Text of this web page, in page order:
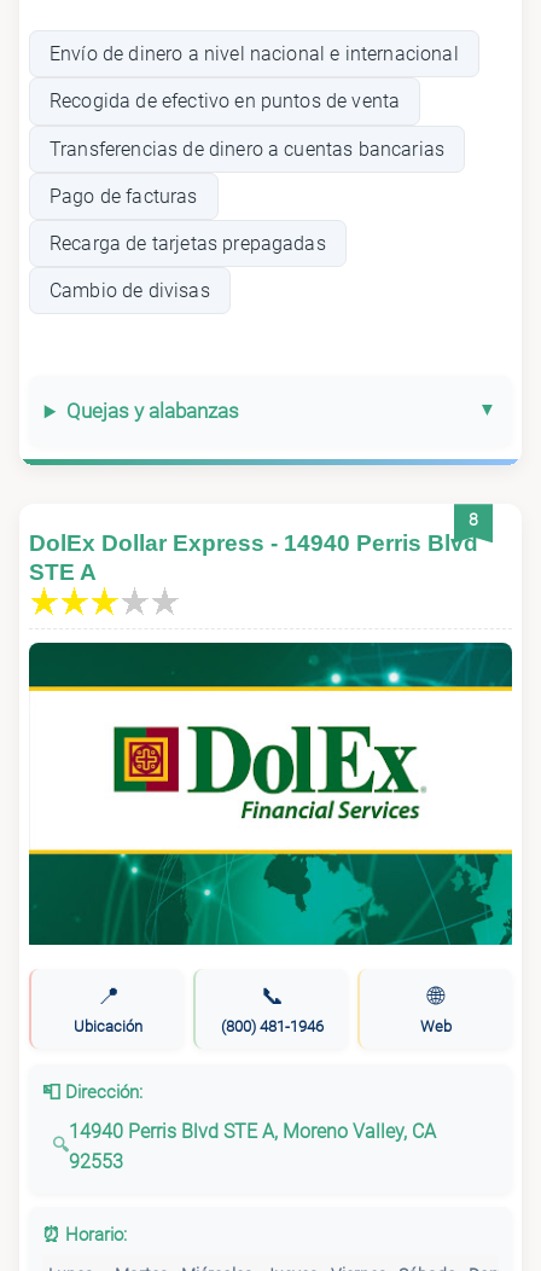
Envío de dinero a nivel nacional e internacional
Recogida de efectivo en puntos de venta
Transferencias de dinero a cuentas bancarias
Pago de facturas
Recarga de tarjetas prepagadas
Cambio de divisas
Quejas y alabanzas
8
DolEx Dollar Express - 14940 Perris Blvd
STE A
📍
Ubicación
📞
(800) 481-1946
🌐
Web
📮 Dirección:
14940 Perris Blvd STE A, Moreno Valley, CA
92553
⏰ Horario: